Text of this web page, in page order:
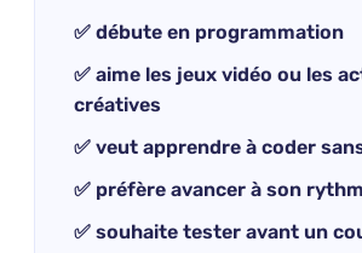
✅ débute en programmation
✅ aime les jeux vidéo ou les
créatives
✅ veut apprendre à coder
✅ préfère avancer à son
✅ souhaite tester avant un